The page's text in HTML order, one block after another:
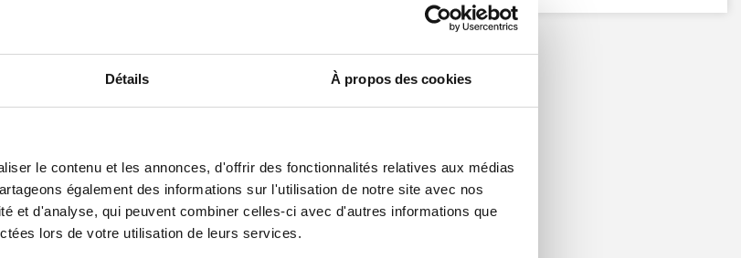
Détails À propos des cookies
le contenu et les annonces, d'offrir des fonctionnalités relatives aux médias
également des informations sur l'utilisation de notre site avec nos
et d'analyse, qui peuvent combiner celles-ci avec d'autres informations que
lors de votre utilisation de leurs services.
57.2 Kg
30 minutes